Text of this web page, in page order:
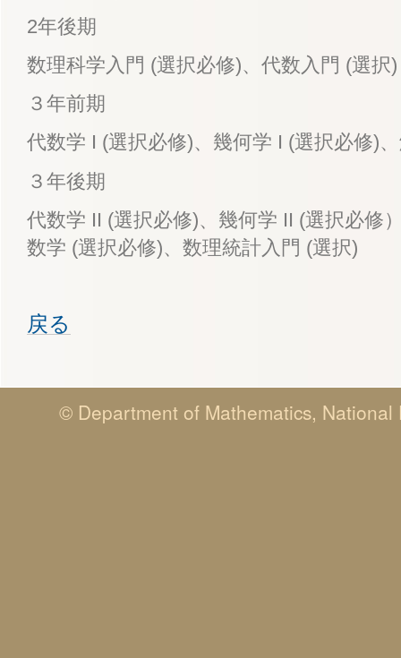
2年後期
数理科学入門 (選択必修)、代数入門 (選択)
３年前期
代数学 I (選択必修)、幾何学 I (選択必修)
３年後期
代数学 II (選択必修)、幾何学 II (選択必修
数学 (選択必修)、数理統計入門 (選択)
戻る
© Department of Mathematics,